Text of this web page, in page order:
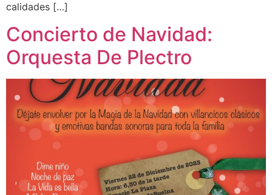
calidades […]
Concierto de Navidad:
Orquesta De Plectro